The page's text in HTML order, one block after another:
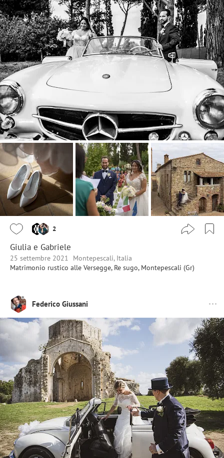
2
Giulia e Gabriele
25 settembre 2021
Montepescali, Italia
Matrimonio rustico alle Versegge, Re sugo, Montepescali (Gr)
Federico Giussani